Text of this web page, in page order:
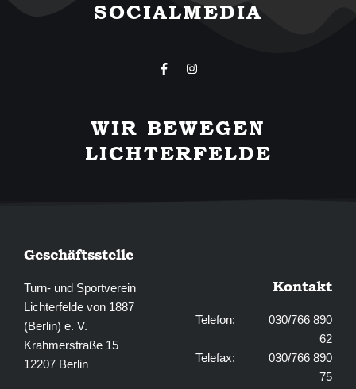
SOCIALMEDIA
F
a
o
o
k
-
I
n
g
r
a
m
WIR BEWEGEN
LICHTERFELDE
Geschäftsstelle
Turn- und Sportverein
Lichterfelde von 1887
(Berlin) e. V.
Krahmerstraße 15
12207 Berlin
Kontakt
Telefon: 030/766 890
62
Telefax: 030/766 890
75